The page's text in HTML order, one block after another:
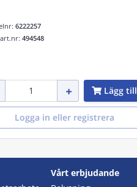
6222257
494548
Lägg till
Logga in eller registrera
Vårt erbjudande